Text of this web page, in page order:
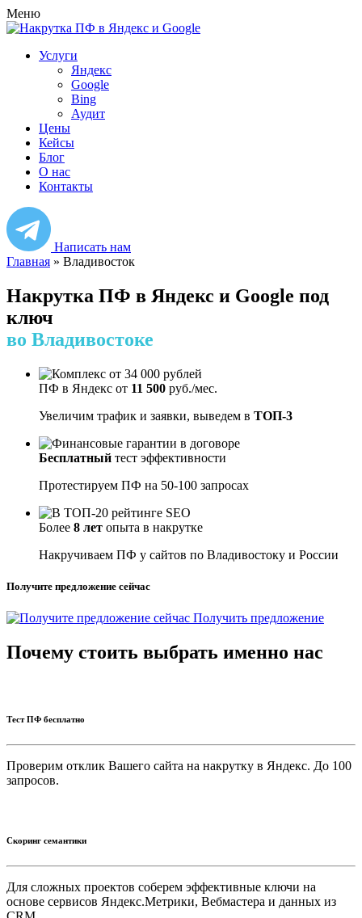
Меню
Услуги
Яндекс
Google
Bing
Аудит
Цены
Кейсы
Блог
О нас
Контакты
Написать нам
Главная » Владивосток
Накрутка ПФ в Яндекс и Google под
ключ
во Владивостоке
ПФ в Яндекс от 11 500 руб./мес.
Увеличим трафик и заявки, выведем в ТОП-3
Бесплатный тест эффективности
Протестируем ПФ на 50-100 запросах
Более 8 лет опыта в накрутке
Накручиваем ПФ у сайтов по Владивостоку и России
Получите предложение сейчас
Получить предложение
Почему стоить выбрать именно нас
Тест ПФ бесплатно
Проверим отклик Вашего сайта на накрутку в Яндекс. До 100
запросов.
Скоринг семантики
Для сложных проектов соберем эффективные ключи на
основе сервисов Яндекс.Метрики, Вебмастера и данных из